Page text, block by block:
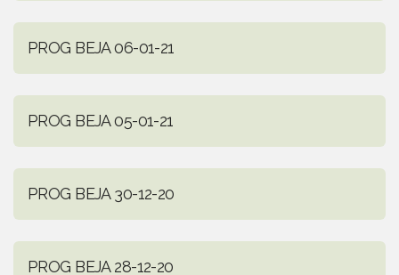
PROG BEJA 06-01-21
PROG BEJA 05-01-21
PROG BEJA 30-12-20
PROG BEJA 28-12-20